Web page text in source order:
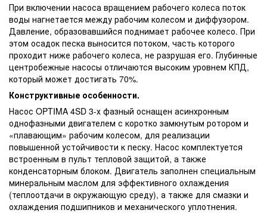
При включении насоса вращением рабочего колеса поток
воды нагнетается между рабочим колесом и диффузором.
Давление, образовавшийся поднимает рабочее колесо. При
этом осадок песка выносится потоком, часть которого
проходит ниже рабочего колеса, не разрушая его. Глубинные
центробежные насосы отличаются высоким уровнем КПД,
который может достигать 70%.
Конструктивные особенности.
Насос OPTIMA 4SD 3-х фазный оснащен асинхронным
однофазными двигателем с коротко замкнутым ротором и
«плавающим» рабочим колесом, для реализации
повышенной устойчивости к песку. Насос комплектуется
встроенным в пульт тепловой защитой, а также
конденсаторным блоком. Двигатель заполнен специальным
минеральным маслом для эффективного охлаждения
(теплоотдачи в окружающую среду), а также для смазки и
охлаждения подшипников и механического уплотнения.